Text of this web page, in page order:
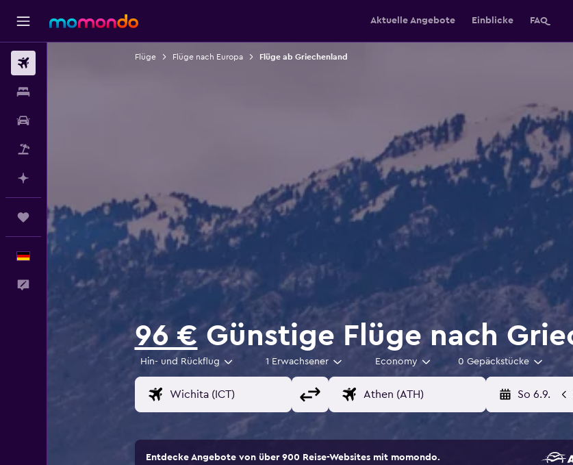
Aktuelle Angebote Einblicke FAQ
Trips
Deutsch
Feedback
Flüge Flüge nach Europa Flüge ab Griechenland
96 €Günstige Flüge nach
Hin- und Rückflug 1 Erwachsener Economy 0 Gepäckstücke
So 6.9.
Entdecke Angebote von über 900 Reise-Websites mit momondo.